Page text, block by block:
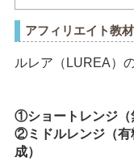
アフィリエイト教
ルレア（LUREA）
①ショートレンジ（
②ミドルレンジ（有
成）